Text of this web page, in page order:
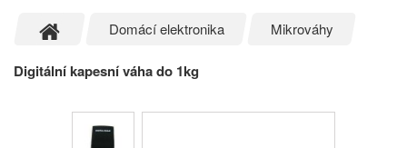
Domácí elektronika Mikrováhy
Digitální kapesní váha do 1kg